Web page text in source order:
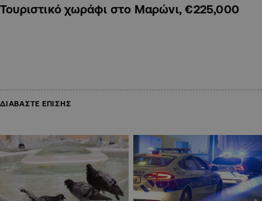
Τουριστικό χωράφι στο Μαρώνι, €225,000
ΔΙΑΒΑΣΤΕ ΕΠΙΣΗΣ